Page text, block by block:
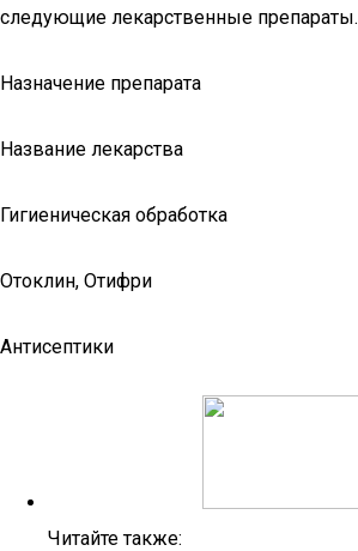
следующие лекарственные препараты.
Назначение препарата
Название лекарства
Гигиеническая обработка
Отоклин, Отифри
Антисептики
Читайте также: